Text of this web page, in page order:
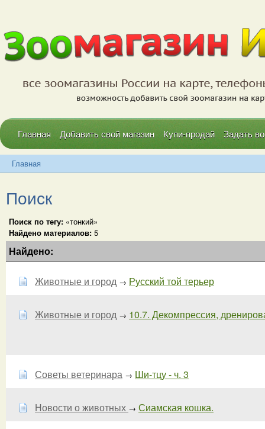
Главная Добавить свой магазин Купи-продай Задать
Главная
Поиск
Поиск по тегу: «тонкий»
Найдено материалов: 5
Найдено:
Животные и город → Русский той терьер
Животные и город → 10.7. Декомпрессия,
Советы ветеринара → Ши-тцу - ч. 3
Новости о животных → Сиамская кошка.